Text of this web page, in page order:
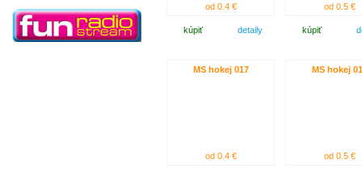
od 0.4 €
kúpiť detaily
od 0.5 €
kúpiť
MS hokej 017
od 0.4 €
MS hokej
od 0.5 €